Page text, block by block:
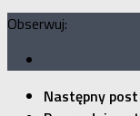
Obserwuj:
Następny post